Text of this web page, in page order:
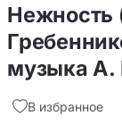
Нежность
музыка А.
В избранное